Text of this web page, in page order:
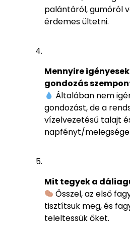
palántáról, gumóról
érdemes ültetni.
Mennyire
gondozás
Általában nem
gondozást, de a
vízelvezetésű talajt
napfényt/
Mit tegyek a
Ősszel, az első
tisztítsuk meg, és
teleltessük őket.